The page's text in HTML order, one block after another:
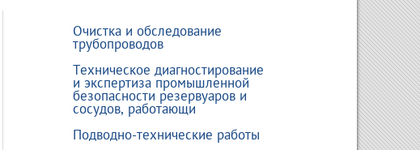
Очистка и обследование
трубопроводов
Техническое диагностирование
и экспертиза промышленной
безопасности резервуаров и
сосудов, работающи
Подводно-технические работы